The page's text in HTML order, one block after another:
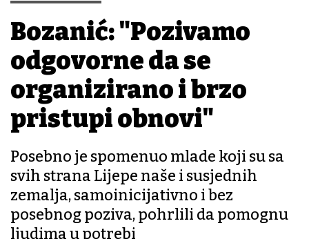
Bozanić: "Pozivamo
odgovorne da se
organizirano i brzo
pristupi obnovi"
Posebno je spomenuo mlade koji su sa
svih strana Lijepe naše i susjednih
zemalja, samoinicijativno i bez
posebnog poziva, pohrlili da pomognu
ljudima u potrebi